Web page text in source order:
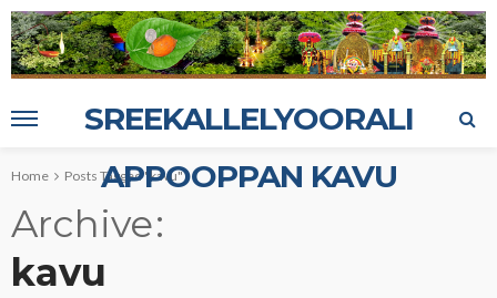
SREEKALLELYOORALI
APPOOPPAN KAVU
Home Posts Tagged "kavu"
Archive
kavu